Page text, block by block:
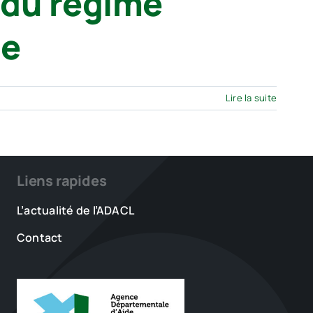
Lire la suite
Liens rapides
L’actualité de l’ADACL
Contact